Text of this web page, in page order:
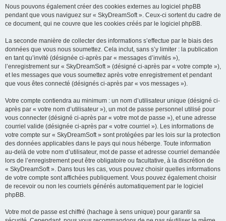
Nous pouvons également créer des cookies externes au logiciel phpBB
pendant que vous naviguez sur « SkyDreamSoft ». Ceux-ci sortent du cadre de
ce document, qui ne couvre que les cookies créés par le logiciel phpBB.
La seconde manière de collecter des informations s’effectue par le biais des
données que vous nous soumettez. Cela inclut, sans s’y limiter : la publication
en tant qu’invité (désignée ci-après par « messages d’invités »),
l’enregistrement sur « SkyDreamSoft » (désigné ci-après par « votre compte »),
et les messages que vous soumettez après votre enregistrement et pendant
que vous êtes connecté (désignés ci-après par « vos messages »).
Votre compte contiendra au minimum : un nom d’utilisateur unique (désigné ci-
après par « votre nom d’utilisateur »), un mot de passe personnel utilisé pour
vous connecter (désigné ci-après par « votre mot de passe »), et une adresse
courriel valide (désignée ci-après par « votre courriel »). Les informations de
votre compte sur « SkyDreamSoft » sont protégées par les lois sur la protection
des données applicables dans le pays qui nous héberge. Toute information
au-delà de votre nom d’utilisateur, mot de passe et adresse courriel demandée
lors de l’enregistrement peut être obligatoire ou facultative, à la discrétion de
« SkyDreamSoft ». Dans tous les cas, vous pouvez choisir quelles informations
de votre compte sont affichées publiquement. Vous pouvez également choisir
de recevoir ou non les courriels générés automatiquement par le logiciel
phpBB.
Votre mot de passe est chiffré (hachage à sens unique) pour garantir sa